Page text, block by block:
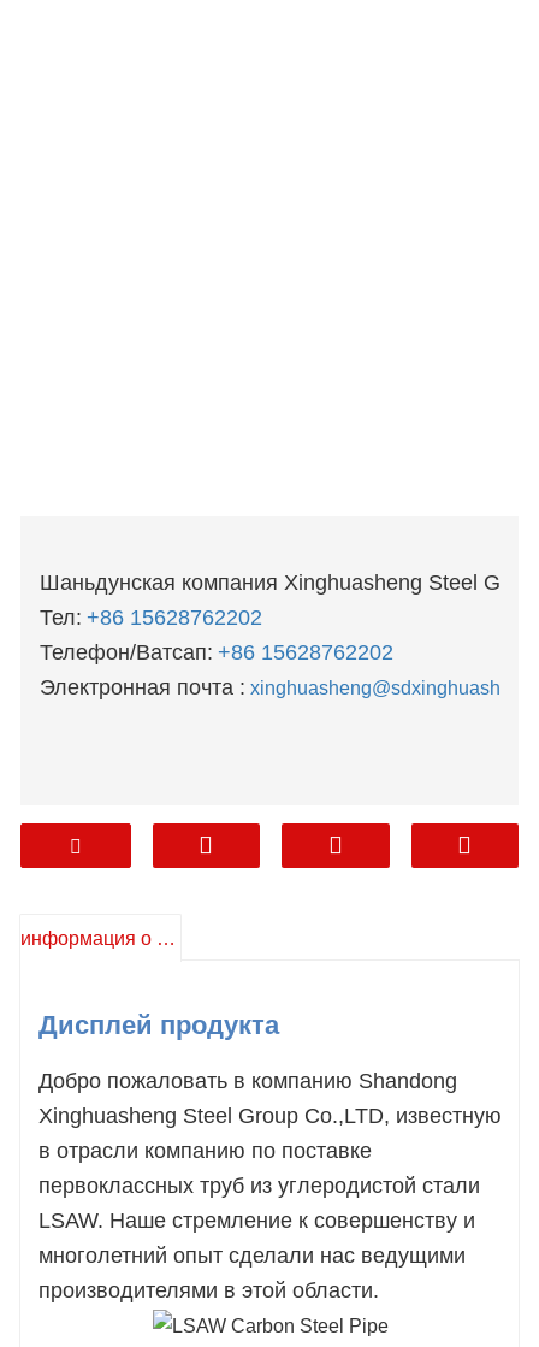
Шаньдунская компания Xinghuasheng Steel
Тел: +86 15628762202
Телефон/Ватсап: +86 15628762202
Электронная почта :
информация о продукте
Дисплей продукта
Добро пожаловать в компанию Shandong
Xinghuasheng Steel Group Co.,LTD, известную
в отрасли компанию по поставке
первоклассных труб из углеродистой стали
LSAW. Наше стремление к совершенству и
многолетний опыт сделали нас ведущими
производителями в этой области.